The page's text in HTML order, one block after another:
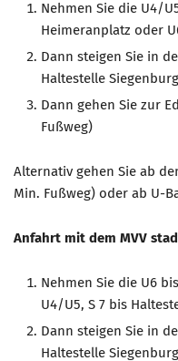
Nehmen Sie die U4/
Heimeranplatz oder
Dann steigen Sie in
Haltestelle
Dann gehen Sie zur
Fußweg)
Alternativ gehen Sie ab
Min. Fußweg) oder ab U-
Anfahrt mit dem MVV
Nehmen Sie die U6
U4/U5, S 7 bis
Dann steigen Sie in
Haltestelle